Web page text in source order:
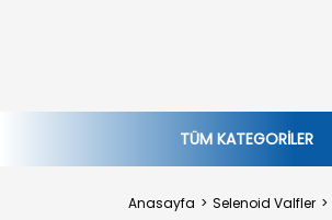
TÜM KATEGORİLER
Anasayfa Selenoid Valfler